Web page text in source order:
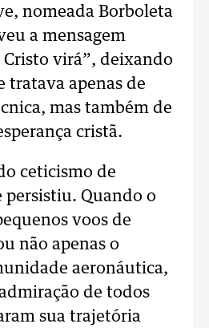
nomeada Borboleta
a mensagem
Cristo virá”, deixando
tratava apenas de
mas também de
cristã.
ceticismo de
persistiu. Quando o
voos de
não apenas o
aeronáutica,
de todos
sua trajetória